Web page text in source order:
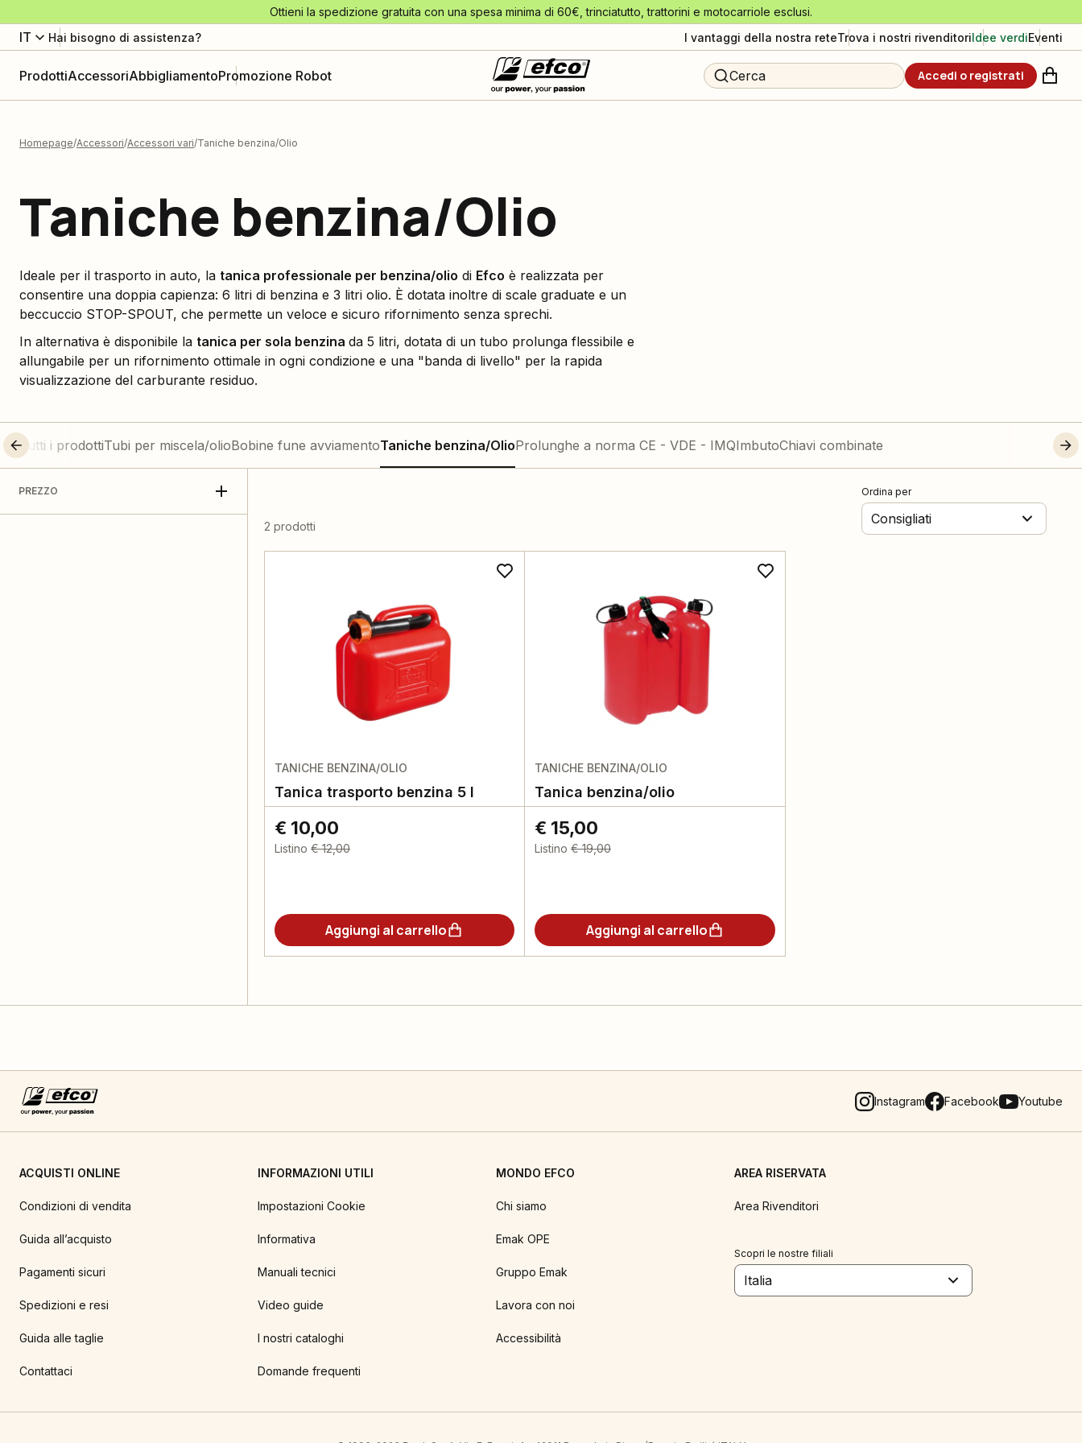
Ottieni la spedizione gratuita con una spesa minima di 60€, trinciatutto, trattorini e motocarriole esclusi.
IT Hai bisogno di assistenza? I vantaggi della nostra reteTrova i nostri rivenditoriIdee verdiEventi
ProdottiAccessoriAbbigliamentoPromozione Robot Cerca Accedi o registrati
Homepage Accessori Accessori vari Taniche benzina/Olio
Taniche benzina/Olio
Ideale per il trasporto in auto, la tanica professionale per benzina/olio di Efco è realizzata per
consentire una doppia capienza: 6 litri di benzina e 3 litri olio. È dotata inoltre di scale graduate e un
beccuccio STOP-SPOUT, che permette un veloce e sicuro rifornimento senza sprechi.
In alternativa è disponibile la tanica per sola benzina da 5 litri, dotata di un tubo prolunga flessibile e
allungabile per un rifornimento ottimale in ogni condizione e una "banda di livello" per la rapida
visualizzazione del carburante residuo.
Tutti i prodottiTubi per miscela/olioBobine fune avviamentoTaniche benzina/OlioProlunghe a norma CE - VDE - IMQImbutoChiavi combinate
PREZZO
2 prodotti
Ordina per
Consigliati
TANICHE BENZINA/OLIO
Tanica trasporto benzina 5 l
€ 10,00
Listino € 12,00
Aggiungi al carrello
TANICHE BENZINA/OLIO
Tanica benzina/olio
€ 15,00
Listino € 19,00
Aggiungi al carrello
Instagram Facebook Youtube
ACQUISTI ONLINE
Condizioni di vendita
Guida all’acquisto
Pagamenti sicuri
Spedizioni e resi
Guida alle taglie
Contattaci
INFORMAZIONI UTILI
Impostazioni Cookie
Informativa
Manuali tecnici
Video guide
I nostri cataloghi
Domande frequenti
MONDO EFCO
Chi siamo
Emak OPE
Gruppo Emak
Lavora con noi
Accessibilità
AREA RISERVATA
Area Rivenditori
Scopri le nostre filiali
Italia